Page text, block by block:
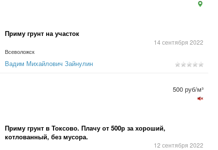
Приму грунт на участок
14 сентября 2022
Всеволожск
Вадим Михайлович Зайнулин
Приму грунт в Токсово. Плачу от 500р за хороший,
котлованный, без мусора.
12 сентября 2022
500 руб/м³